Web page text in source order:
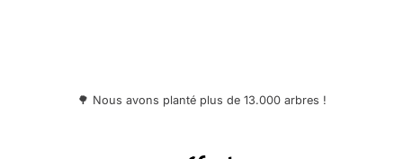
🌳 Nous avons planté plus de 13.000 arbres !